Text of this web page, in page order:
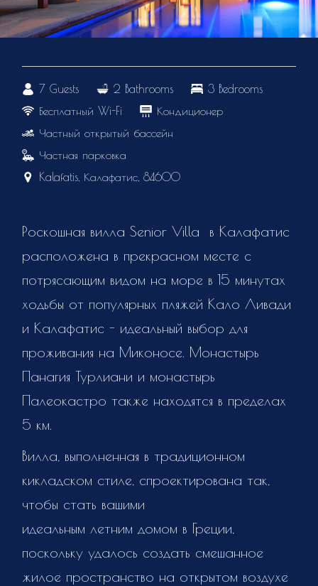
7 Guests 2 Bathrooms
3 Bedrooms
Бесплатный Wi-Fi
Кондиционер
Частный открытый бассейн
Частная парковка
Kalafatis, Калафатис, 84600
Роскошная вилла Senior Villa в Калафатис
расположена в прекрасном месте с
потрясающим видом на море в 15 минутах
ходьбы от популярных пляжей Кало Ливади
и Калафатис - идеальный выбор для
проживания на Миконосе. Монастырь
Панагия Турлиани и монастырь
Палеокастро также находятся в пределах
5 км.
Вилла, выполненная в традиционном
кикладском стиле, спроектирована так,
чтобы стать вашими
идеальным летним домом в Греции,
поскольку удалось создать смешанное
жилое пространство на открытом воздухе